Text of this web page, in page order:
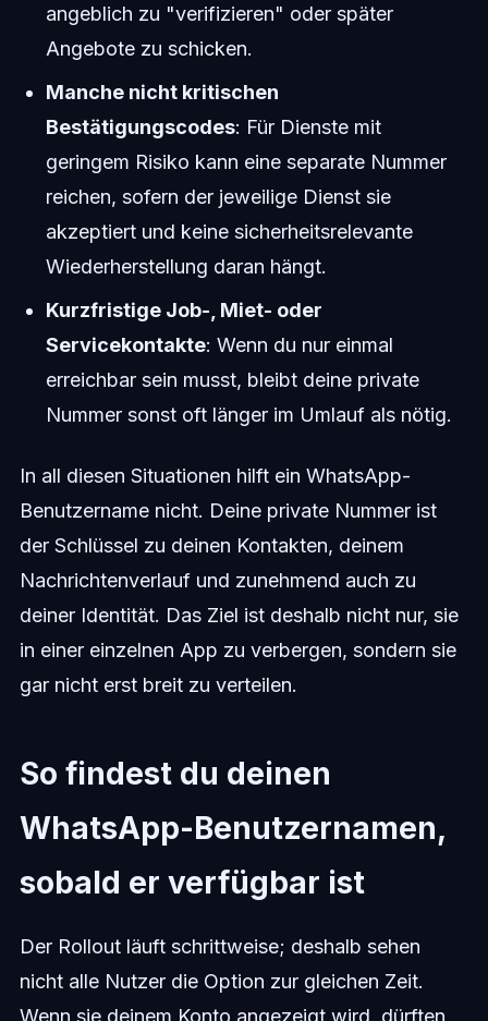
angeblich zu "verifizieren" oder später
Angebote zu schicken.
Manche nicht kritischen
Bestätigungscodes: Für Dienste mit
geringem Risiko kann eine separate Nummer
reichen, sofern der jeweilige Dienst sie
akzeptiert und keine sicherheitsrelevante
Wiederherstellung daran hängt.
Kurzfristige Job-, Miet- oder
Servicekontakte: Wenn du nur einmal
erreichbar sein musst, bleibt deine private
Nummer sonst oft länger im Umlauf als nötig.
In all diesen Situationen hilft ein WhatsApp-
Benutzername nicht. Deine private Nummer ist
der Schlüssel zu deinen Kontakten, deinem
Nachrichtenverlauf und zunehmend auch zu
deiner Identität. Das Ziel ist deshalb nicht nur, sie
in einer einzelnen App zu verbergen, sondern sie
gar nicht erst breit zu verteilen.
So findest du deinen
WhatsApp-Benutzernamen,
sobald er verfügbar ist
Der Rollout läuft schrittweise; deshalb sehen
nicht alle Nutzer die Option zur gleichen Zeit.
Wenn sie deinem Konto angezeigt wird, dürften